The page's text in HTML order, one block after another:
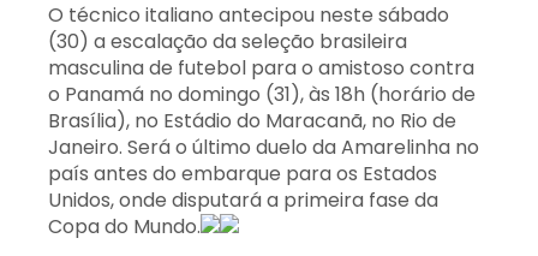
O técnico italiano antecipou neste sábado
(30) a escalação da seleção brasileira
masculina de futebol para o amistoso contra
o Panamá no domingo (31), às 18h (horário de
Brasília), no Estádio do Maracanã, no Rio de
Janeiro. Será o último duelo da Amarelinha no
país antes do embarque para os Estados
Unidos, onde disputará a primeira fase da
Copa do Mundo.